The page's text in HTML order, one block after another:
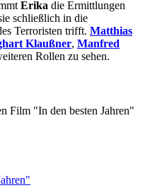
Erika die Ermittlungen
schließlich in die
Terroristen trifft. Matthias
Klaußner, Manfred
Rollen zu sehen.
Film "In den besten Jahren"